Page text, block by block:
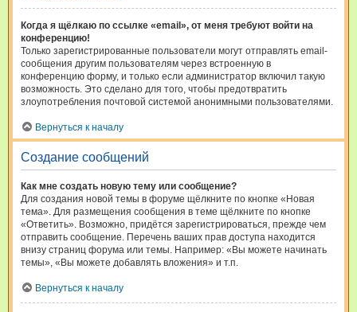
Когда я щёлкаю по ссылке «email», от меня требуют войти на
конференцию!
Только зарегистрированные пользователи могут отправлять email-
сообщения другим пользователям через встроенную в
конференцию форму, и только если администратор включил такую
возможность. Это сделано для того, чтобы предотвратить
злоупотребления почтовой системой анонимными пользователями.
Вернуться к началу
Создание сообщений
Как мне создать новую тему или сообщение?
Для создания новой темы в форуме щёлкните по кнопке «Новая
тема». Для размещения сообщения в теме щёлкните по кнопке
«Ответить». Возможно, придётся зарегистрироваться, прежде чем
отправить сообщение. Перечень ваших прав доступа находится
внизу страниц форума или темы. Например: «Вы можете начинать
темы», «Вы можете добавлять вложения» и т.п.
Вернуться к началу